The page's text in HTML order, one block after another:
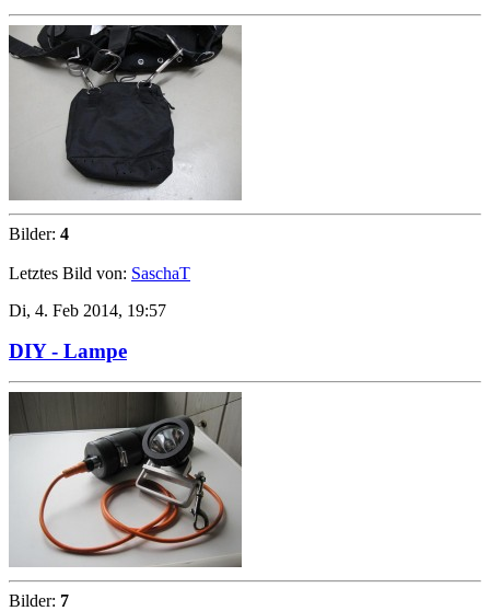
Bilder: 4
Letztes Bild von: SaschaT
Di, 4. Feb 2014, 19:57
DIY - Lampe
Bilder: 7